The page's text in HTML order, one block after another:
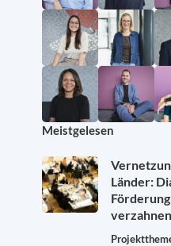
Meistgelesen
Länder:
verzahnen